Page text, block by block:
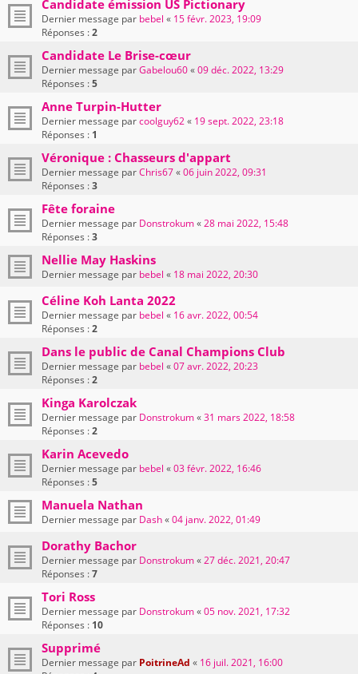
Candidate émission US Pictionary
Dernier message par bebel « 15 févr. 2023, 19:09
Réponses :2
Candidate Le Brise-cœur
Dernier message parGabelou60«09 déc. 2022, 13:29
Réponses :5
Anne Turpin-Hutter
Dernier message parcoolguy62« 19 sept. 2022, 23:18
Réponses : 1
Véronique : Chasseurs d'appart
Dernier message parChris67«06 juin 2022, 09:31
Réponses :3
Fête foraine
Dernier message par Donstrokum«28 mai 2022, 15:48
Réponses :3
Nellie May Haskins
Dernier message par bebel « 18 mai 2022, 20:30
Céline Koh Lanta 2022
Dernier message par bebel « 16 avr. 2022, 00:54
Réponses :2
Dans le public de Canal Champions Club
Dernier message par bebel «07 avr. 2022, 20:23
Réponses :2
Kinga Karolczak
Dernier message par Donstrokum«31 mars 2022, 18:58
Réponses :2
Karin Acevedo
Dernier message par bebel «03 févr. 2022, 16:46
Réponses :5
Manuela Nathan
Dernier message par Dash«04 janv. 2022, 01:49
Dorathy Bachor
Dernier message par Donstrokum«27 déc. 2021, 20:47
Réponses :7
Tori Ross
Dernier message par Donstrokum«05 nov. 2021, 17:32
Réponses : 10
Supprimé
Dernier message par PoitrineAd « 16 juil. 2021, 16:00